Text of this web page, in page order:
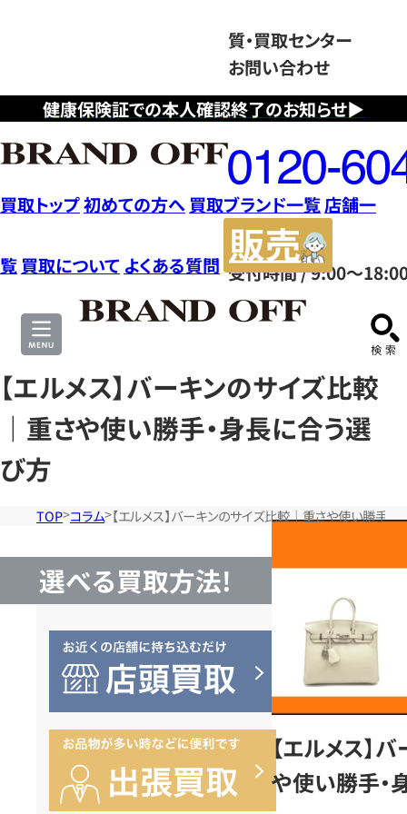
健康保険証での本人確認終了のお知らせ▶
質・買取センター
お問い合わせ
フ
リ
ー
ダ
イ
ヤ
ル
0120604117
受付時間 / 9:00～
買取トップ初めての方へ 買取ブランド一覧店舗一
覧 買取について よくある質問
サ
【エルメス】バーキンのサイズ比較
｜重さや使い勝手・身長に合う選
び方
TOP コラム 【エルメス】バーキンのサイズ比較｜重さや使い勝手・
選べる買取方法!
【エルメス】
や使い勝手・